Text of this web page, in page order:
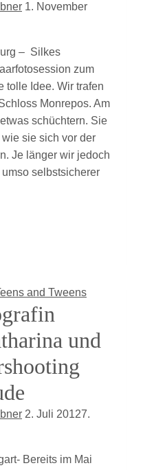
1. November
– Silkes
zum
tolle Idee. Wir trafen
Monrepos. Am
schüchtern. Sie
sie sich vor der
Je länger wir jedoch
selbstsicherer
and Tweens
und
2. Juli 20127.
Bereits im Mai